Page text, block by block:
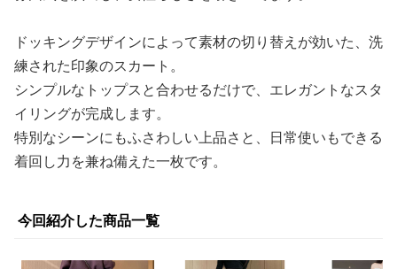
ドッキングデザインによって素材の切り替えが効いた、洗
練された印象のスカート。
シンプルなトップスと合わせるだけで、エレガントなスタ
イリングが完成します。
特別なシーンにもふさわしい上品さと、日常使いもできる
着回し力を兼ね備えた一枚です。
今回紹介した商品一覧